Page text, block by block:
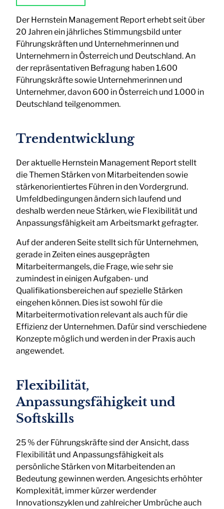
Der Hernstein Management Report erhebt seit über
20 Jahren ein jährliches Stimmungsbild unter
Führungskräften und Unternehmerinnen und
Unternehmern in Österreich und Deutschland. An
der repräsentativen Befragung haben 1.600
Führungskräfte sowie Unternehmerinnen und
Unternehmer, davon 600 in Österreich und 1.000 in
Deutschland teilgenommen.
Trendentwicklung
Der aktuelle Hernstein Management Report stellt
die Themen Stärken von Mitarbeitenden sowie
stärkenorientiertes Führen in den Vordergrund.
Umfeldbedingungen ändern sich laufend und
deshalb werden neue Stärken, wie Flexibilität und
Anpassungsfähigkeit am Arbeitsmarkt gefragter.
Auf der anderen Seite stellt sich für Unternehmen,
gerade in Zeiten eines ausgeprägten
Mitarbeitermangels, die Frage, wie sehr sie
zumindest in einigen Aufgaben- und
Qualifikationsbereichen auf spezielle Stärken
eingehen können. Dies ist sowohl für die
Mitarbeitermotivation relevant als auch für die
Effizienz der Unternehmen. Dafür sind verschiedene
Konzepte möglich und werden in der Praxis auch
angewendet.
Flexibilität,
Anpassungsfähigkeit und
Softskills
25 % der Führungskräfte sind der Ansicht, dass
Flexibilität und Anpassungsfähigkeit als
persönliche Stärken von Mitarbeitenden an
Bedeutung gewinnen werden. Angesichts erhöhter
Komplexität, immer kürzer werdender
Innovationszyklen und zahlreicher Umbrüche auch